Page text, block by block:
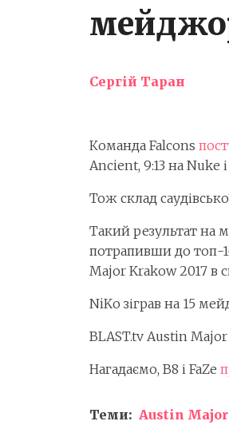
Сергій Таран
Команда Falcons
Ancient, 9:13 на Nuke
Тож склад
Такий результат на
потрапивши до топ-
Major Krakow 2017 в
NiKo зіграв на 15
BLAST.tv Austin
Нагадаємо, B8 і FaZe
Теми: Austin Major